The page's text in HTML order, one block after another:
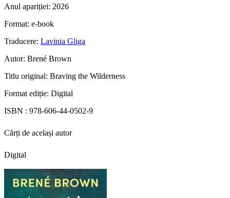
Anul apariției: 2026
Format: e-book
Traducere: Lavinia Gliga
Autor: Brené Brown
Titlu original: Braving the Wilderness
Format ediție: Digital
ISBN : 978-606-44-0502-9
Cărți de același autor
Digital